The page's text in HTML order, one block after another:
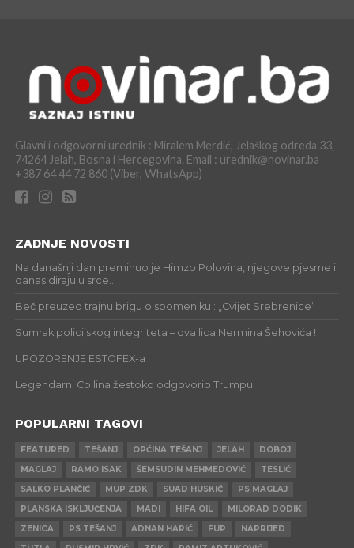
Glavni i odgovorni urednik : Miralem Merdić, Jelaškog odreda 33,
74264 Jelah, Bosna i Hercegovina. Email : urednik@novinar.ba
+387 64 44 72 860 (Viber, WhatsApp)
ZADNJE NOVOSTI
Na današnji dan preminuo je Himzo Polovina, njegove pjesme i
danas diraju u srce..
Beč preuzeo trajnu brigu o spomeniku : „Cvijet Srebrenice“
Sumrak policijskog integriteta – dva lica Nermina Šehovića !
UPOZORENJE ESTOFEX-a
Legendarni Collina žestoko odgovorio Trumpu.
POPULARNI TAGOVI
FEATURED TEŠANJ OPĆINA TEŠANJ JELAH
DOBOJ
MAGLAJ
RAMO ISAK ŠEMSUDIN MEHMEDOVIĆ
TESLIĆ
SALKO PLANČIĆ
MUP ZDK SUAD HUSKIĆ
PS MAGLAJ
PLANSKA ISKLJUČENJA
MADI HIFA OIL
MILORAD DODIK
ZENICA
PS TEŠANJ ADNAN HARIĆ FUP
NAPRIJED